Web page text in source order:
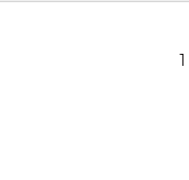
1